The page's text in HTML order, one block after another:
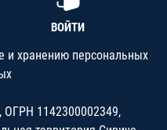
ВОЙТИ
и хранению персональных
ОГРН 1142300002349,